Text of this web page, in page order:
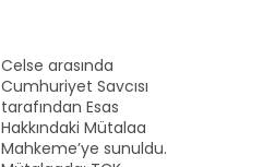
Celse arasında
Cumhuriyet Savcısı
tarafından Esas
Hakkındaki Mütalaa
Mahkeme’ye sunuldu.